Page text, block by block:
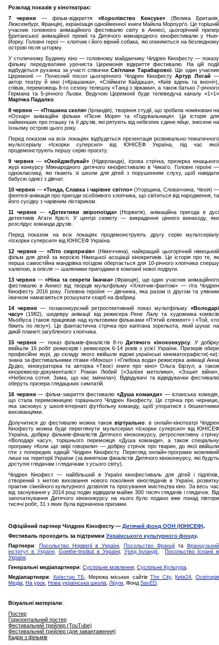
Розклад показів у кінотеатрах:
7 червня — фільм-відкриття «Королівство Кенсуке» (Велика Британія,
Люксембург, Франція), екранізація однойменної книги Майкла Морпурґо. Це торішній
учасник головного анімаційного фестивалю світу в Аннесі, цьогорічний призер
Британської анімаційної премії та Дитячого міжнародного кінофестивалю у Нью-
Йорку. Головні герої — хлопчик і його вірний собака, які опиняються на безлюдному
острові після шторму.
У столичному Будинку кіно — головному майданчику Чілдрен Кінофесту — показу
фільму передуватиме урочиста Церемонія відкриття фестивалю. На цій події
відбудеться руханка за участі співачкиСвітлани Тарабарової. Ще один учасник
Церемонії — Почесний посол цьогорічного Чілдрен КінофестуАртур Логай —
актор театру й кіно («Крашанка», «Спіймати Кайдаша», «Київ вдень та вночі»),
співак, переможець 8-го сезону телешоу «Танці з зірками», а також батько 7-річного
Германа та 5-річного Льови. Ведучою Церемонії буде телеведуча каналу «1+1»
Марічка Падалко
8 червня —«Пташина скеля» (Ірландія), творіння студії, що зробила номіновані на
«Оскар» анімаційні фільми «Пісня Моря» та «Годувальниця». Це історія для
найменших про пташку та її друзів, які рятують від небезпек єдине яйце, знесене на
їхньому острові цього року.
Перед показом на всіх локаціях відбудеться презентація розвивально-тематичного
мультсеріалу «Іскорки суперсил» від ЮНІСЕФ Україна, під час якої
продемонструють першу серію проєкту.
9 червня—«Окейдякбувай» (Нідерланди), ігрова стрічка, призерка юнацького
журі конкурсу Міжнародного дитячого кінофестивалю в Чикаґо. Головні героїні —
однокласниці, які тікають зі школи для дітей з порушенням слуху, щоб навідати
бабусю однієї з дівчат.
10 червня —«Тонда, Славка і чарівне світло»(Угорщина, Словаччина, Чехія) —
фентезі-анімація про пригоди особливого хлопчика, що світиться від народження, та
його сусідку з чарівним ліхтариком.
11 червня — «Детективи звіропоїзда»(Норвегія), анімаційна пригода в дусі
детективів Аґати Крісті. У центрі сюжету — викрадення цінного винаходу, яке
розслідує команда друзів.
Перед показом на всіх локаціях продемонструють другу серію мультсеріалу
«Іскорки суперсил» від ЮНІСЕФ Україна.
12 червня— «Літо сюрпризів» (Німеччина), найкращий цьогорічний німецький
фільм для дітей за версією Німецької асоціації кінокритиків. Це історія про те, як
перша самостійна мандрівка поїздом обертається для 10-річного хлопчика спершу
халепою, а опісля — шаленими пригодами в компанії нової подруги.
13 червня —«Ніна та секрети Їжачка»(Франція), ще один учасник анімаційного
фестивалю в Аннесі від творців мультфільму «Хлопчик-фантом» — гіта Чілдрен
Кінофесту 2016 року. Головна героїня — дівчинка, яка разом із другом та уявним
їжачком намагаються розшукати скарб на фабриці.
14 червня— позаконкурсний ретроспективний показ мультфільму«Володарі
часу»(1982), шедевру анімації від режисера Рене Лалу та художника коміксів
Мьобіуса (також працював над культовими фільмами «Пʼятий елемент» і «Той, хто
біжить по лезу»). Це фантастична стрічка про капітана зорельота, який шукає на
дикій планеті загубленого хлопчика.
15 червня — показ фільмів-фіналістів 8-гоДитячого кіноконкурсу. У добірку
ввійшли 16 робіт режисерів і режисерок 6-14 років з усієї України. Призерів обере
професійне журі, до складу якого ввійшли відомі українські кінематографісти(-ки):
знана за фестивальними гітами «Мокош» і «Глибока вода» режисерка анімації Анна
Дудко, кінокураторка та авторка «Твоєї книги про кіно» Ольга Бірзул, а також
кінорежисер-документаліст Роман Любий («Залізні метелики», «Зошит війни»,
«Небесна сотня. Зима, що нас змінила»). Відвідувачі та відвідувачки фестивалю
оберуть призера глядацьких симпатій.
16 червня— фільм-закриття фестивалю «Душа команди» — іспанська комедія,
що стала переможницею торішнього Чілдрен Кінофесту. Це стрічка про черницю,
яка засновує у школі-інтернаті футбольну команду, щоб упоратися з бешкетними
вихованцями.
Долучитися до фестивалю можна також віртуально: в онлайн-кінотеатрі Чілдрен
Кінофесту можна буде переглянути мультсеріал «Іскорки суперсил» від ЮНІСЕФ
Україна, добірку фільмів-фіналістів Дитячого кіноконкурсу, ретроспективну стрічку
«Володарі часу», торішнього переможця «Душа команди», а також спеціальну
програму «Коли ще звірі говорили» — добірку стрічок про тварин, до якої ввійшли
гіти з попередніх едицій Чілдрен Кінофесту. Перегляд онлайн-програми можливий
лише на території України (за винятком фіналістів Дитячого кіноконкурсу, які будуть
доступні глядачам і глядачкам з усього світу).
Чілдрен Кінофест — найбільший в Україні кінофестиваль для дітей і підлітків,
створений з метою виховання нового покоління кіноглядачів в Україні, розвитку
практик сімейного культурного дозвілля та просування мистецтва кіно. За весь час
від заснування у 2014 році подію відвідали майже 300 тисяч глядачів і глядачок. Від
започаткування Дитячого кіноконкурсу на нього було подано вже понад півтори
тисячі робіт, 31 з яких була відзначена призами.
Офіційний партнер Чілдрен Кінофесту — Дитячий фонд ООН (ЮНІСЕФ).
Фестиваль проходить за підтримки Українського культурного фонду.
Партнери: Посольство Норвегії в Україні Посольство Франціїта Французький
інститут в Україні, Goethe-Institut в Україні, Уряд Ірландії
Посольство Іспанії в
Україні
Генеральні медіапартнери: Суспільне мовлення Суспільне Культура
Медіапартнери: Київстар ТБ , Мережа міських сайтівThe City, Київ24 ,Освіторія
Медіа На урок Нова українська школа Лірум , Фонд SavED
Візуальні матеріали:
Постер
Горизонтальний постер
Фестивальний трейлер (TouTube)
Фестивальний трейлер (для завантаження)
Кадри з фільмів